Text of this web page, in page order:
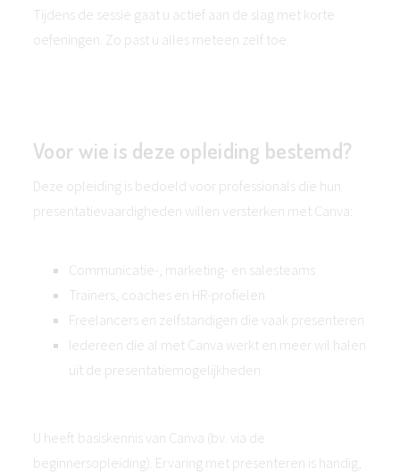
Tijdens de sessie gaat u actief aan de slag met korte
oefeningen. Zo past u alles meteen zelf toe.
Voor wie is deze opleiding bestemd?
Deze opleiding is bedoeld voor professionals die hun
presentatievaardigheden willen versterken met Canva:
Communicatie-, marketing- en salesteams
Trainers, coaches en HR-profielen
Freelancers en zelfstandigen die vaak presenteren
Iedereen die al met Canva werkt en meer wil halen
uit de presentatiemogelijkheden
U heeft basiskennis van Canva (bv. via de
beginnersopleiding). Ervaring met presenteren is handig,